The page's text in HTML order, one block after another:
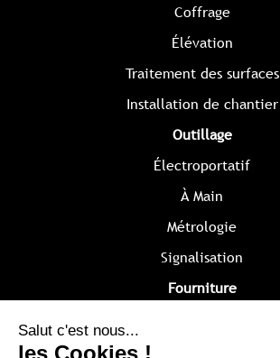
Coffrage
Élévation
Traitement des surfaces
Installation de chantier
Outillage
Électroportatif
À Main
Métrologie
Signalisation
Fourniture